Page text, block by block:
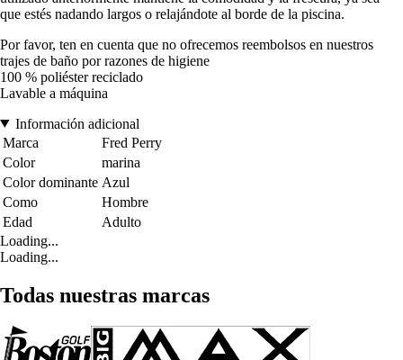
que estés nadando largos o relajándote al borde de la piscina.
Por favor, ten en cuenta que no ofrecemos reembolsos en nuestros
trajes de baño por razones de higiene
100 % poliéster reciclado
Lavable a máquina
Información adicional
Marca
Fred Perry
Color
marina
Color dominante Azul
Como
Hombre
Edad
Adulto
Loading...
Loading...
Todas nuestras marcas